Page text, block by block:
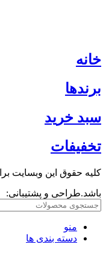
خانه
برندها
سبد خرید
تخفیفات
کلیه حقوق این وبسایت
باشد.طراحی و پشتیبانی:
منو
دسته بندی ها